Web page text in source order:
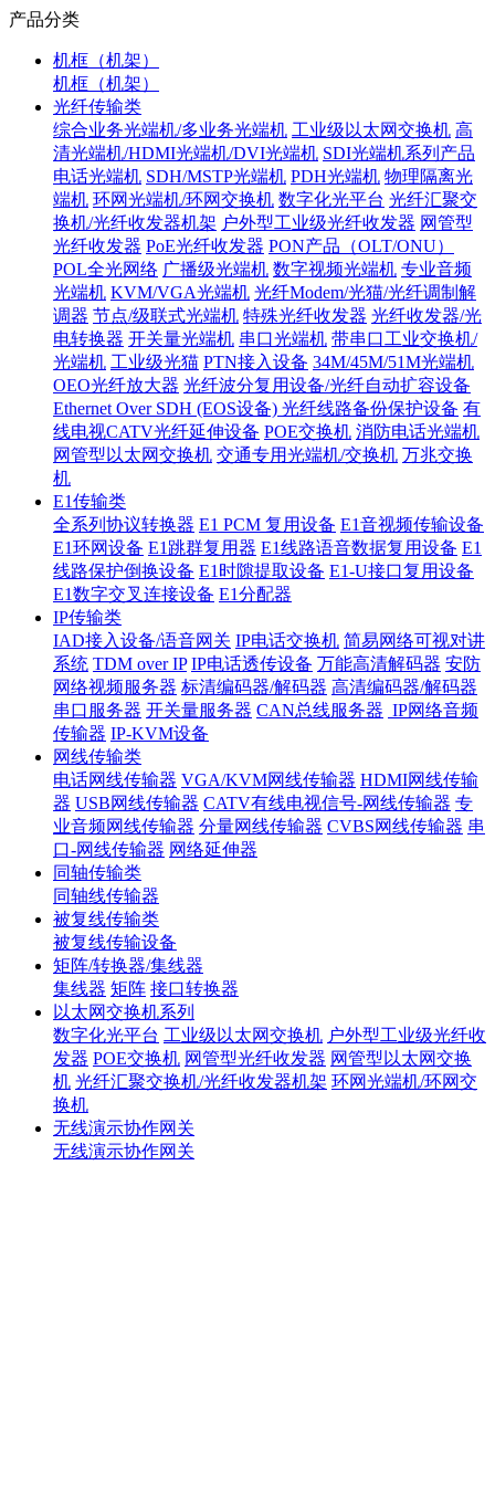
产品分类
机框（机架）
机框（机架）
光纤传输类
综合业务光端机/多业务光端机 工业级以太网交换机 高
清光端机/HDMI光端机/DVI光端机 SDI光端机系列产品
电话光端机 SDH/MSTP光端机 PDH光端机 物理隔离光
端机 环网光端机/环网交换机 数字化光平台 光纤汇聚交
换机/光纤收发器机架 户外型工业级光纤收发器 网管型
光纤收发器 PoE光纤收发器 PON产品（OLT/ONU）
POL全光网络 广播级光端机 数字视频光端机 专业音频
光端机 KVM/VGA光端机 光纤Modem/光猫/光纤调制解
调器 节点/级联式光端机 特殊光纤收发器 光纤收发器/光
电转换器 开关量光端机 串口光端机 带串口工业交换机/
光端机 工业级光猫 PTN接入设备 34M/45M/51M光端机
OEO光纤放大器 光纤波分复用设备/光纤自动扩容设备
Ethernet Over SDH (EOS设备) 光纤线路备份保护设备 有
线电视CATV光纤延伸设备 POE交换机 消防电话光端机
网管型以太网交换机 交通专用光端机/交换机 万兆交换
机
E1传输类
全系列协议转换器 E1 PCM 复用设备 E1音视频传输设备
E1环网设备 E1跳群复用器 E1线路语音数据复用设备 E1
线路保护倒换设备 E1时隙提取设备 E1-U接口复用设备
E1数字交叉连接设备 E1分配器
IP传输类
IAD接入设备/语音网关 IP电话交换机 简易网络可视对讲
系统 TDM over IP IP电话透传设备 万能高清解码器 安防
网络视频服务器 标清编码器/解码器 高清编码器/解码器
串口服务器 开关量服务器 CAN总线服务器 IP网络音频
传输器 IP-KVM设备
网线传输类
电话网线传输器 VGA/KVM网线传输器 HDMI网线传输
器 USB网线传输器 CATV有线电视信号-网线传输器 专
业音频网线传输器 分量网线传输器 CVBS网线传输器 串
口-网线传输器 网络延伸器
同轴传输类
同轴线传输器
被复线传输类
被复线传输设备
矩阵/转换器/集线器
集线器 矩阵 接口转换器
以太网交换机系列
数字化光平台 工业级以太网交换机 户外型工业级光纤收
发器 POE交换机 网管型光纤收发器 网管型以太网交换
机 光纤汇聚交换机/光纤收发器机架 环网光端机/环网交
换机
无线演示协作网关
无线演示协作网关